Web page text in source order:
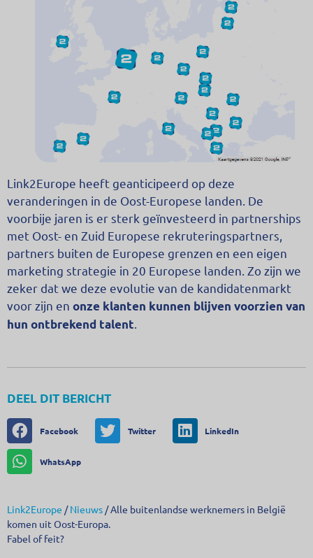
Link2Europe heeft geanticipeerd op deze
veranderingen in de Oost-Europese landen. De
voorbije jaren is er sterk geïnvesteerd in partnerships
met Oost- en Zuid Europese rekruteringspartners,
partners buiten de Europese grenzen en een eigen
marketing strategie in 20 Europese landen. Zo zijn we
zeker dat we deze evolutie van de kandidatenmarkt
voor zijn en onze klanten kunnen blijven voorzien van
hun ontbrekend talent
DEEL DIT BERICHT
Facebook Twitter LinkedIn
WhatsApp
Link2Europe /Nieuws /Alle buitenlandse werknemers in België
komen uit Oost-Europa.
Fabel of feit?